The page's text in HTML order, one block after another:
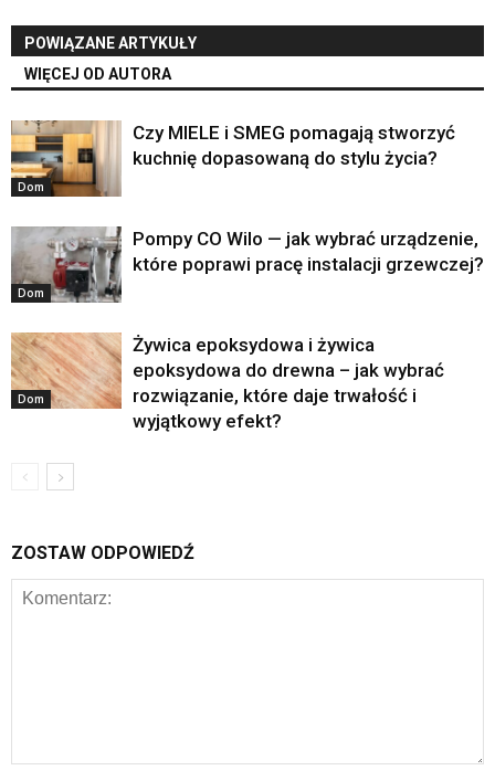
POWIĄZANE ARTYKUŁY
WIĘCEJ OD AUTORA
Dom
Czy MIELE i SMEG pomagają stworzyć
kuchnię dopasowaną do stylu życia?
Dom
Pompy CO Wilo — jak wybrać urządzenie,
które poprawi pracę instalacji grzewczej?
Dom
Żywica epoksydowa i żywica
epoksydowa do drewna – jak wybrać
rozwiązanie, które daje trwałość i
wyjątkowy efekt?
ZOSTAW ODPOWIEDŹ